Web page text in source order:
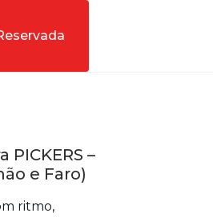
PICKERS –
e Faro)
ritmo,